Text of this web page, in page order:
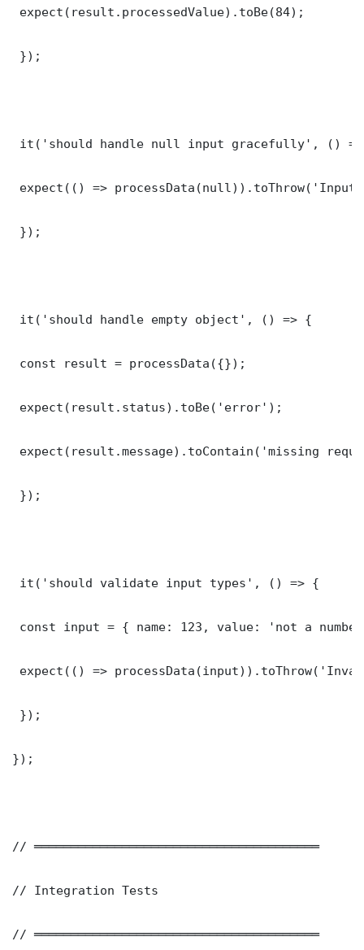
expect(result.processedValue).toBe(84);
});
it('should handle null input gracefully', ()
expect(() =>
});
it('should handle empty object', () => {
const result = processData({});
expect(result.status).toBe('error');
expect(result.message).toContain('missing
});
it('should validate input types', () => {
const input = { name: 123, value: 'not a
expect(() =>
});
});
// ═══════════════════════════════════════
// Integration Tests
// ═══════════════════════════════════════